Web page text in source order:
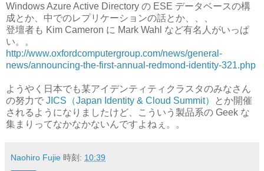
Windows Azure Active Directory の ESE データベースの構
成とか、中でのレプリケーションの話とか、、、
登壇者も Kim Cameron に Mark Wahl など有名人がいっぱ
い。。
http://www.oxfordcomputergroup.com/news/general-
news/announcing-the-first-annual-redmond-identity-321.php
ようやく日本でも某アイデンティティクラスタのみなさん
の努力で JICS（Japan Identity & Cloud Summit）
とか開催
されるようになりましたけど、こういう製品系の Geek な
集まりってなかなかないんですよねぇ。。
Naohiro Fujie 時刻: 10:39